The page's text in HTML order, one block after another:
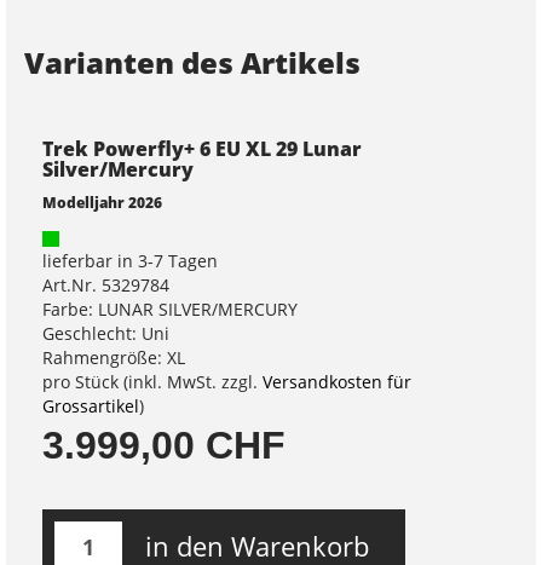
Varianten des Artikels
Trek Powerfly+ 6 EU XL 29 Lunar
Silver/Mercury
Modelljahr 2026
lieferbar in 3-7 Tagen
Art.Nr. 5329784
Farbe: LUNAR SILVER/MERCURY
Geschlecht: Uni
Rahmengröße: XL
pro Stück (inkl. MwSt. zzgl. Versandkosten für
Grossartikel)
3.999,00 CHF
in den Warenkorb